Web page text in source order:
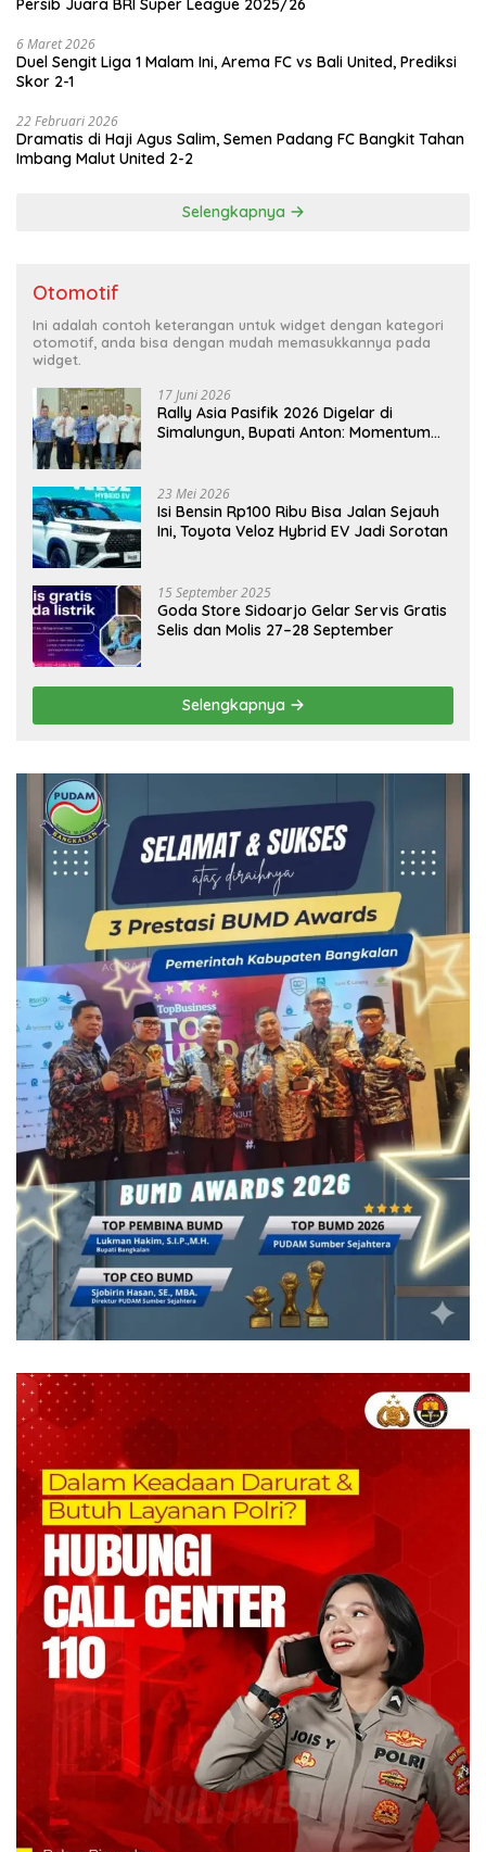
Persib Juara BRI Super League 2025/26
6 Maret 2026
Duel Sengit Liga 1 Malam Ini, Arema FC vs Bali United, Prediksi
Skor 2-1
22 Februari 2026
Dramatis di Haji Agus Salim, Semen Padang FC Bangkit Tahan
Imbang Malut United 2-2
Selengkapnya
Otomotif
Ini adalah contoh keterangan untuk widget dengan kategori
otomotif, anda bisa dengan mudah memasukkannya pada
widget.
17 Juni 2026
Rally Asia Pasifik 2026 Digelar di
Simalungun, Bupati Anton: Momentum
23 Mei 2026
Isi Bensin Rp100 Ribu Bisa Jalan Sejauh
Ini, Toyota Veloz Hybrid EV Jadi Sorotan
15 September 2025
Goda Store Sidoarjo Gelar Servis Gratis
Selis dan Molis 27–28 September
Selengkapnya